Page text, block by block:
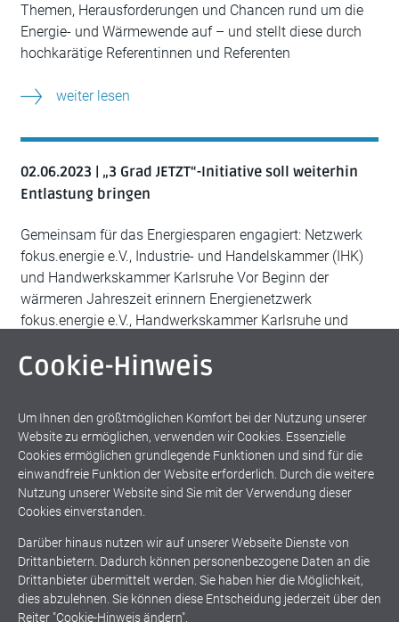
Themen, Herausforderungen und Chancen rund um die
Energie- und Wärmewende auf – und stellt diese durch
hochkarätige Referentinnen und Referenten
weiter lesen
02.06.2023 | „3 Grad JETZT“-Initiative soll weiterhin
Entlastung bringen
Gemeinsam für das Energiesparen engagiert: Netzwerk
fokus.energie e.V., Industrie- und Handelskammer (IHK)
und Handwerkskammer Karlsruhe Vor Beginn der
wärmeren Jahreszeit erinnern Energienetzwerk
fokus.energie e.V., Handwerkskammer Karlsruhe und
„3 Grad JETZT“-Initiative, bei der es um Energiesparen
weiter lesen
1
Cookie-Hinweis
Um Ihnen den größtmöglichen Komfort bei der Nutzung unserer
Website zu ermöglichen, verwenden wir Cookies. Essenzielle
Cookies ermöglichen grundlegende Funktionen und sind für die
einwandfreie Funktion der Website erforderlich. Durch die weitere
Nutzung unserer Website sind Sie mit der Verwendung dieser
Cookies einverstanden.
Darüber hinaus nutzen wir auf unserer Webseite Dienste von
Drittanbietern. Dadurch können personenbezogene Daten an die
Drittanbieter übermittelt werden. Sie haben hier die Möglichkeit,
dies abzulehnen. Sie können diese Entscheidung jederzeit über den
Reiter "Cookie-Hinweis ändern".